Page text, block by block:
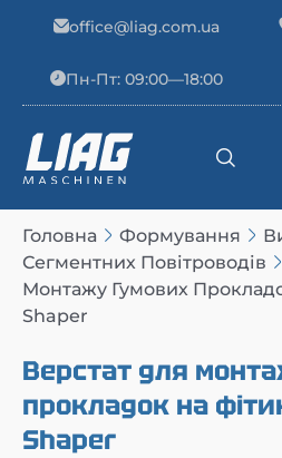
office@liag.com.ua
Пн-Пт: 09:00—18:00
Main Navigation
Головна Формування
Сегментних Повітроводів
Монтажу Гумових
Shaper
Верстат для
прокладок на
Shaper